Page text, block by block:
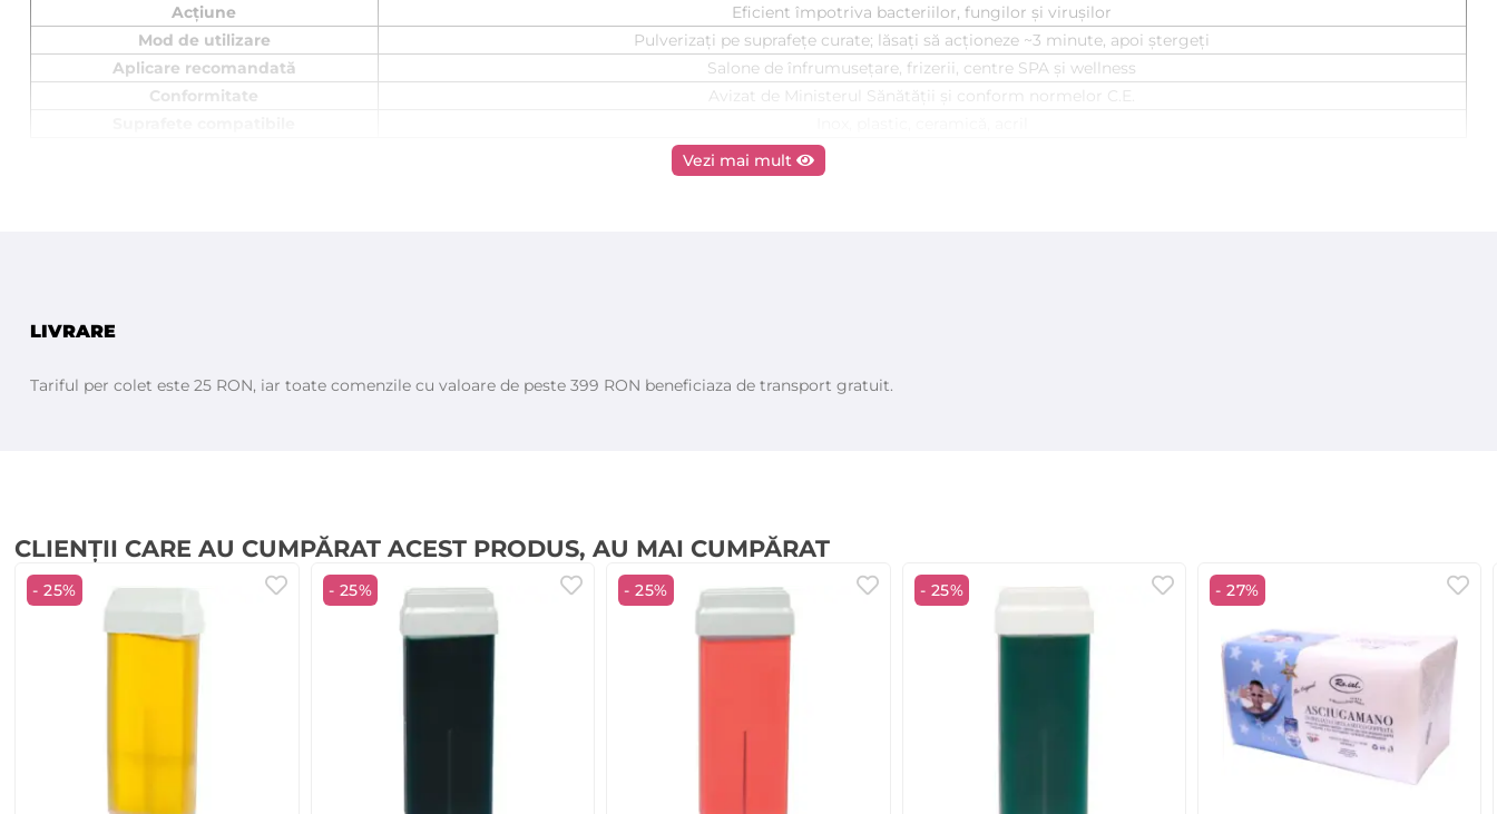
Acțiune
Eficient împotriva bacteriilor, fungilor și virușilor
Mod de utilizare
Pulverizați pe suprafețe curate; lăsați să acționeze ~3 minute, apoi ștergeți
Aplicare recomandată
Salone de înfrumusețare, frizerii, centre SPA și wellness
Conformitate
Avizat de Ministerul Sănătății și conform normelor C.E.
Vezi mai mult
LIVRARE
Tariful per colet este 25 RON, iar toate comenzile cu valoare de peste 399 RON beneficiaza de transport gratuit.
CLIENȚII CARE AU CUMPĂRAT ACEST PRODUS, AU MAI CUMPĂRAT
- 25% - 25% - 25% - 25% - 27%